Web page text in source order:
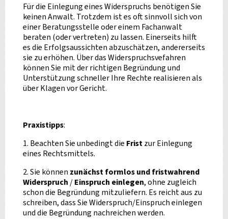
Für die Einlegung eines Widerspruchs benötigen Sie
keinen Anwalt. Trotzdem ist es oft sinnvoll sich von
einer Beratungsstelle oder einem Fachanwalt
beraten (oder vertreten) zu lassen. Einerseits hilft
es die Erfolgsaussichten abzuschätzen, andererseits
sie zu erhöhen. Über das Widerspruchsvefahren
können Sie mit der richtigen Begründung und
Unterstützung schneller Ihre Rechte realisieren als
über Klagen vor Gericht.
Praxistipps:
1. Beachten Sie unbedingt die Fristzur Einlegung
eines Rechtsmittels.
2. Sie können zunächst formlos und fristwahrend
Widerspruch /Einspruch einlegen, ohne zugleich
schon die Begründung mitzuliefern. Es reicht aus zu
schreiben, dass Sie Widerspruch/Einspruch einlegen
und die Begründung nachreichen werden.